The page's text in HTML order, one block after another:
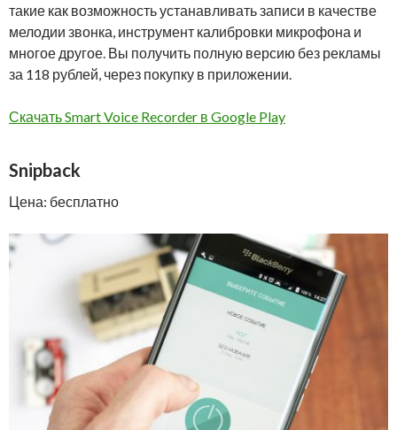
такие как возможность устанавливать записи в качестве
мелодии звонка, инструмент калибровки микрофона и
многое другое. Вы получить полную версию без рекламы
за 118 рублей, через покупку в приложении.
Скачать Smart Voice Recorder в Google Play
Snipback
Цена: бесплатно